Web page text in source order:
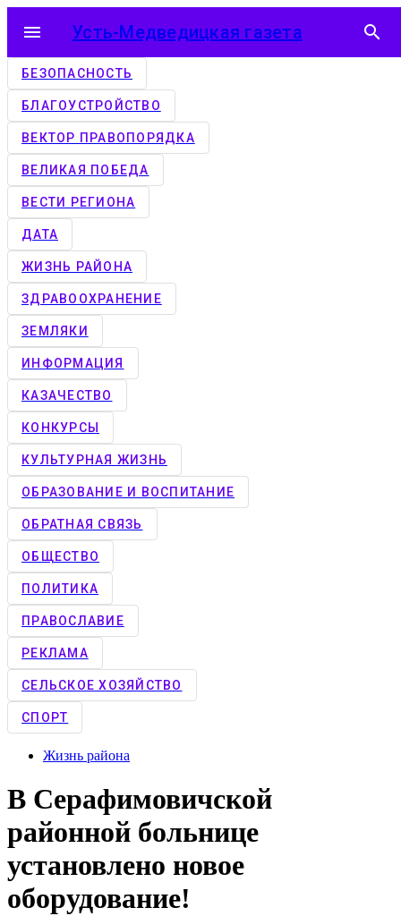
menu Усть-Медведицкая газета search
БЕЗОПАСНОСТЬ
БЛАГОУСТРОЙСТВО
ВЕКТОР ПРАВОПОРЯДКА
ВЕЛИКАЯ ПОБЕДА
ВЕСТИ РЕГИОНА
ДАТА
ЖИЗНЬ РАЙОНА
ЗДРАВООХРАНЕНИЕ
ЗЕМЛЯКИ
ИНФОРМАЦИЯ
КАЗАЧЕСТВО
КОНКУРCЫ
КУЛЬТУРНАЯ ЖИЗНЬ
ОБРАЗОВАНИЕ И ВОСПИТАНИЕ
ОБРАТНАЯ СВЯЗЬ
ОБЩЕСТВО
ПОЛИТИКА
ПРАВОСЛАВИЕ
РЕКЛАМА
СЕЛЬСКОЕ ХОЗЯЙСТВО
СПОРТ
Жизнь района
В Серафимовичской
районной больнице
установлено новое
оборудование!